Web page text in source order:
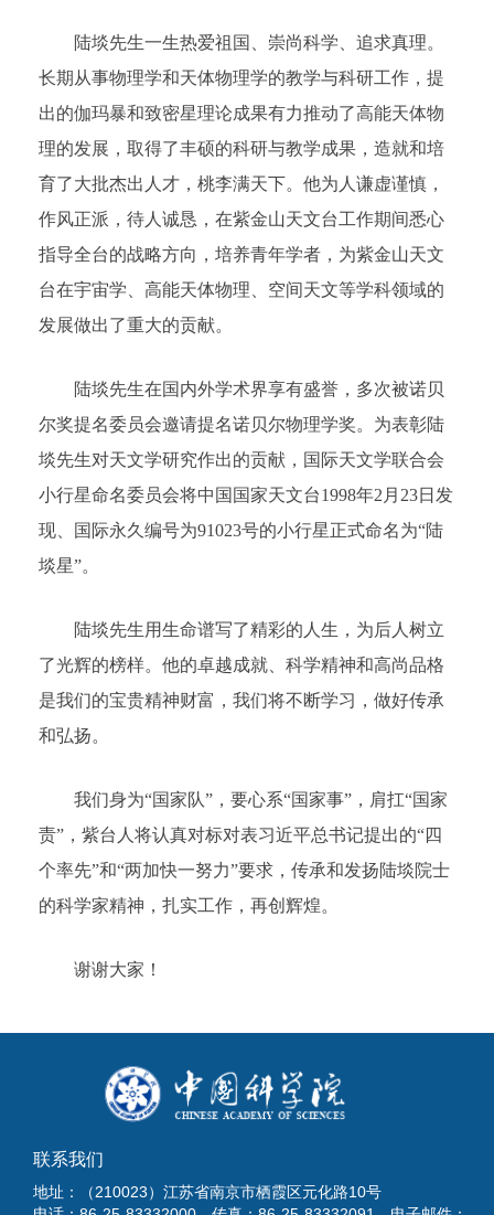
陆埮先生一生热爱祖国、崇尚科学、追求真理。
长期从事物理学和天体物理学的教学与科研工作，提
出的伽玛暴和致密星理论成果有力推动了高能天体物
理的发展，取得了丰硕的科研与教学成果，造就和培
育了大批杰出人才，桃李满天下。他为人谦虚谨慎，
作风正派，待人诚恳，在紫金山天文台工作期间悉心
指导全台的战略方向，培养青年学者，为紫金山天文
台在宇宙学、高能天体物理、空间天文等学科领域的
发展做出了重大的贡献。
陆埮先生在国内外学术界享有盛誉，多次被诺贝
尔奖提名委员会邀请提名诺贝尔物理学奖。为表彰陆
埮先生对天文学研究作出的贡献，国际天文学联合会
小行星命名委员会将中国国家天文台1998年2月23日发
现、国际永久编号为91023号的小行星正式命名为“陆
埮星”。
陆埮先生用生命谱写了精彩的人生，为后人树立
了光辉的榜样。他的卓越成就、科学精神和高尚品格
是我们的宝贵精神财富，我们将不断学习，做好传承
和弘扬。
我们身为“国家队”，要心系“国家事”，肩扛“国家
责”，紫台人将认真对标对表习近平总书记提出的“四
个率先”和“两加快一努力”要求，传承和发扬陆埮院士
的科学家精神，扎实工作，再创辉煌。
谢谢大家！
联系我们
地址：（210023）江苏省南京市栖霞区元化路10号